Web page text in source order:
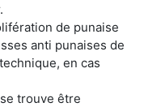
de punaise
anti punaises de
en cas
trouve être